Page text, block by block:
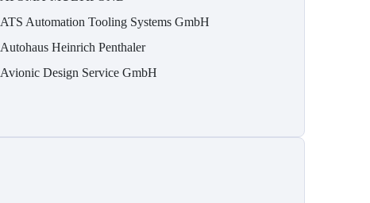
ATS Automation Tooling Systems GmbH
Autohaus Heinrich Penthaler
Avionic Design Service GmbH